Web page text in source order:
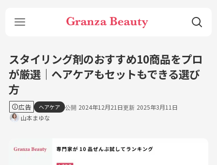
スタイリング剤のおすすめ10商品をプロ
が厳選｜ヘアケアもセットもできる選び
方
広告 ヘアケア 2024年12月21日
2025年3月11日
山本まゆな